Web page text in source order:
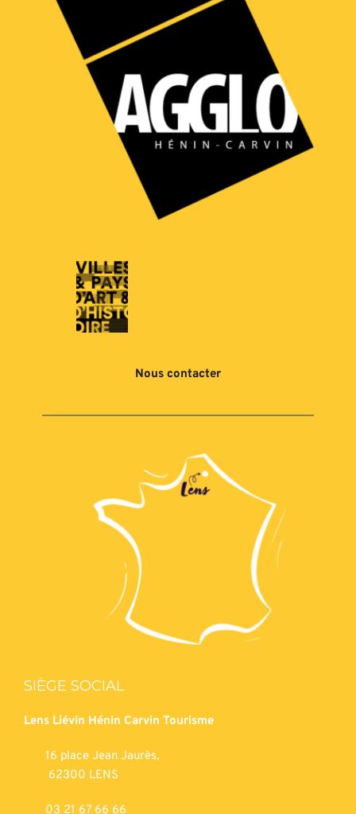
Nous contacter
SIÈGE SOCIAL
Lens Liévin Hénin Carvin Tourisme
16 place Jean Jaurès,
62300 LENS
03 21 67 66 66